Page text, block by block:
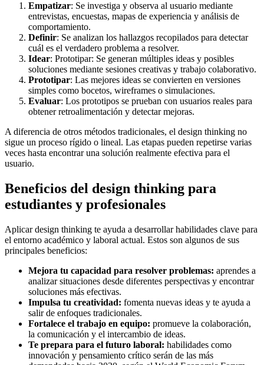
Empatizar: Se investiga y observa al usuario mediante
entrevistas, encuestas, mapas de experiencia y análisis de
comportamiento.
Definir: Se analizan los hallazgos recopilados para detectar
cuál es el verdadero problema a resolver.
Idear: Prototipar: Se generan múltiples ideas y posibles
soluciones mediante sesiones creativas y trabajo colaborativo.
Prototipar: Las mejores ideas se convierten en versiones
simples como bocetos, wireframes o simulaciones.
Evaluar: Los prototipos se prueban con usuarios reales para
obtener retroalimentación y detectar mejoras.
A diferencia de otros métodos tradicionales, el design thinking no
sigue un proceso rígido o lineal. Las etapas pueden repetirse varias
veces hasta encontrar una solución realmente efectiva para el
usuario.
Beneficios del design thinking para
estudiantes y profesionales
Aplicar design thinking te ayuda a desarrollar habilidades clave para
el entorno académico y laboral actual. Estos son algunos de sus
principales beneficios:
Mejora tu capacidad para resolver problemas: aprendes a
analizar situaciones desde diferentes perspectivas y encontrar
soluciones más efectivas.
Impulsa tu creatividad: fomenta nuevas ideas y te ayuda a
salir de enfoques tradicionales.
Fortalece el trabajo en equipo: promueve la colaboración,
la comunicación y el intercambio de ideas.
Te prepara para el futuro laboral: habilidades como
innovación y pensamiento crítico serán de las más